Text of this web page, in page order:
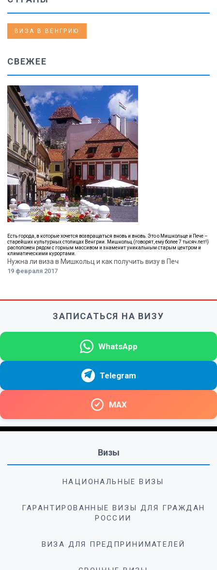
ВИЗА В ВЕНГРИЮ
СВЕЖЕЕ
Есть города, в которые хочется возвращаться вновь и вновь. Это о Мишкольце и Пече –
старейших культурных столицах Венгрии. Мишкольц (говорят, ему более 7 тысяч лет!)
расположен рядом с горным массивом и знаменит уникальным старым центром и
климатическими курортами.
Нужна ли виза в Мишкольц и как получить визу в Печ
19 февраля 2017
ЗАПИСАТЬСЯ НА ВИЗУ
WhatsApp
Telegram
MAX
Визы
НАЦИОНАЛЬНЫЕ ВИЗЫ
ГАРАНТИРОВАННЫЕ ВИЗЫ ДЛЯ ГРАЖДАН
РОССИИ
ВИЗА ДЛЯ ПРЕДПРИНИМАТЕЛЕЙ